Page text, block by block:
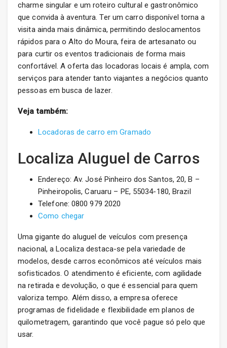
charme singular e um roteiro cultural e gastronômico
que convida à aventura. Ter um carro disponível torna a
visita ainda mais dinâmica, permitindo deslocamentos
rápidos para o Alto do Moura, feira de artesanato ou
para curtir os eventos tradicionais de forma mais
confortável. A oferta das locadoras locais é ampla, com
serviços para atender tanto viajantes a negócios quanto
pessoas em busca de lazer.
Veja também:
Locadoras de carro em Gramado
Localiza Aluguel de Carros
Endereço: Av. José Pinheiro dos Santos, 20, B –
Pinheiropolis, Caruaru – PE, 55034-180, Brazil
Telefone: 0800 979 2020
Como chegar
Uma gigante do aluguel de veículos com presença
nacional, a Localiza destaca-se pela variedade de
modelos, desde carros econômicos até veículos mais
sofisticados. O atendimento é eficiente, com agilidade
na retirada e devolução, o que é essencial para quem
valoriza tempo. Além disso, a empresa oferece
programas de fidelidade e flexibilidade em planos de
quilometragem, garantindo que você pague só pelo que
usar.